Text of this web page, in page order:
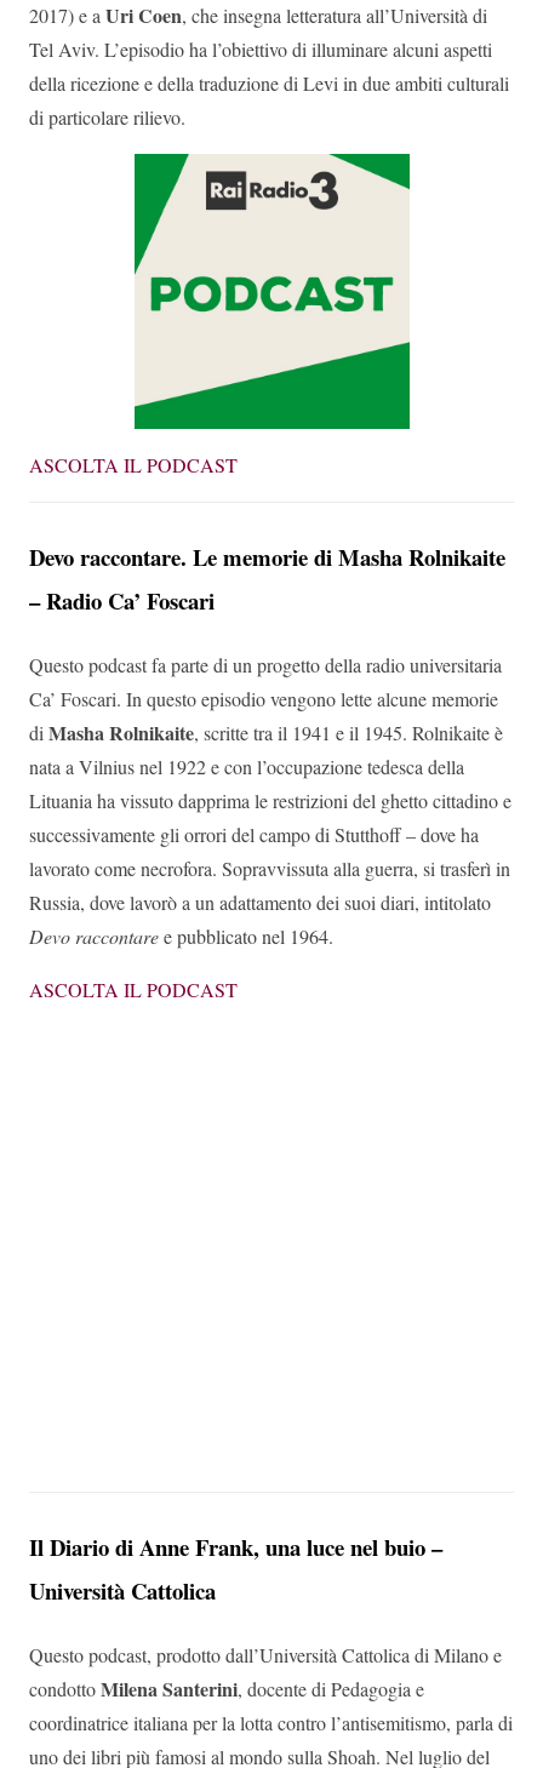
2017) e aUri Coen, che insegna letteratura all’Università di
Tel Aviv. L’episodio ha l’obiettivo di illuminare alcuni aspetti
della ricezione e della traduzione di Levi in due ambiti culturali
di particolare rilievo.
ASCOLTA IL PODCAST
Devo raccontare. Le memorie di Masha Rolnikaite
– Radio Ca’ Foscari
Questo podcast fa parte di un progetto della radio universitaria
Ca’ Foscari. In questo episodio vengono lette alcune memorie
diMasha Rolnikaite, scritte tra il 1941 e il 1945. Rolnikaite è
nata a Vilnius nel 1922 e con l’occupazione tedesca della
Lituania ha vissuto dapprima le restrizioni del ghetto cittadino e
successivamente gli orrori del campo di Stutthoff – dove ha
lavorato come necrofora. Sopravvissuta alla guerra, si trasferì in
Russia, dove lavorò a un adattamento dei suoi diari, intitolato
Devo raccontaree pubblicato nel 1964.
ASCOLTA IL PODCAST
Il Diario di Anne Frank, una luce nel buio –
Università Cattolica
Questo podcast, prodotto dall’Università Cattolica di Milano e
condottoMilena Santerini, docente di Pedagogia e
coordinatrice italiana per la lotta contro l’antisemitismo, parla di
uno dei libri più famosi al mondo sulla Shoah. Nel luglio del